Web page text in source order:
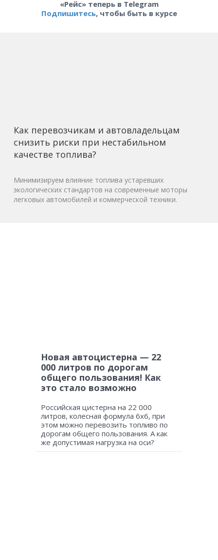
«Рейс» теперь в Telegram
Подпишитесь, чтобы быть в курсе
Как перевозчикам и автовладельцам
снизить риски при нестабильном
качестве топлива?
Минимизируем влияние топлива устаревших
экологических стандартов на современные моторы
легковых автомобилей и коммерческой техники.
Новая автоцистерна — 22
000 литров по дорогам
общего пользования! Как
это стало возможно
Российская цистерна на 22 000
литров, колесная формула 6х6, при
этом можно перевозить топливо по
дорогам общего пользования. А как
же допустимая нагрузка на оси?